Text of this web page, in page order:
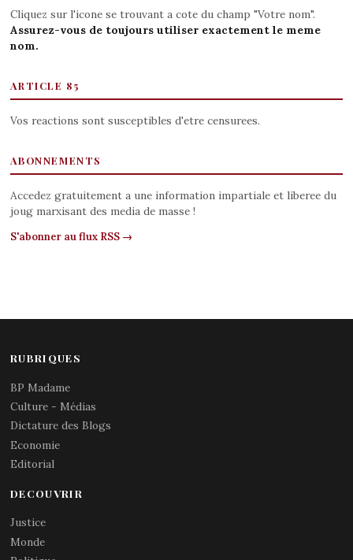
Cliquez sur l'icone se trouvant a cote du champ "Votre nom".
Assurez-vous de toujours utiliser exactement le meme
nom.
ARTICLE 85
Vos reactions sont susceptibles d'etre censurees.
ABONNEMENTS
Accedez gratuitement a une information impartiale et liberee du
joug marxisant des media de masse !
S'abonner au flux RSS →
RUBRIQUES
BP Madame
Culture - Médias
Dictature des Blogs
Economie
Editorial
DECOUVRIR
Justice
Monde